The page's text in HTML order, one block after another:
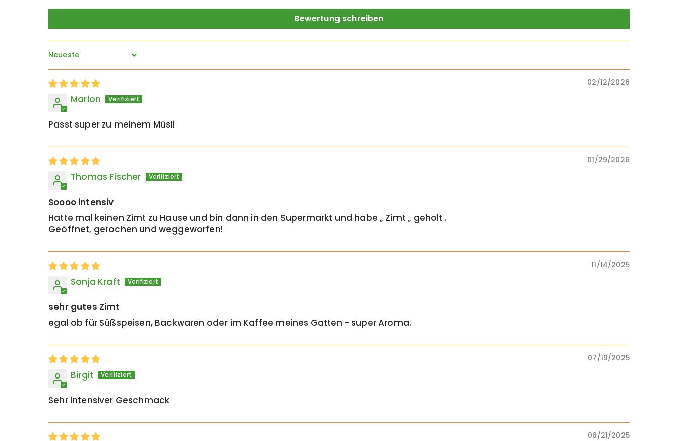
Bewertung schreiben
Sort by
02/12/2026
Marion
Passt super zu meinem Müsli
01/29/2026
Thomas Fischer
Soooo intensiv
Hatte mal keinen Zimt zu Hause und bin dann in den Supermarkt und habe „ Zimt „ geholt .
Geöffnet, gerochen und weggeworfen!
11/14/2025
Sonja Kraft
sehr gutes Zimt
egal ob für Süßspeisen, Backwaren oder im Kaffee meines Gatten - super Aroma.
07/19/2025
Birgit
Sehr intensiver Geschmack
06/21/2025